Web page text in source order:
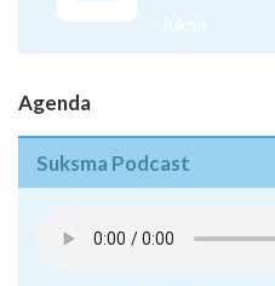
Juknis
Agenda
Suksma Podcast